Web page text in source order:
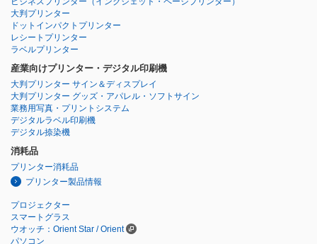
大判プリンター
ドットインパクトプリンター
レシートプリンター
ラベルプリンター
産業向けプリンター・デジタル印刷機
大判プリンター サイン＆ディスプレイ
大判プリンター グッズ・アパレル・ソフトサイン
業務用写真・プリントシステム
デジタルラベル印刷機
デジタル捺染機
消耗品
プリンター消耗品
プリンター製品情報
プロジェクター
スマートグラス
ウオッチ：Orient Star / Orient
パソコン